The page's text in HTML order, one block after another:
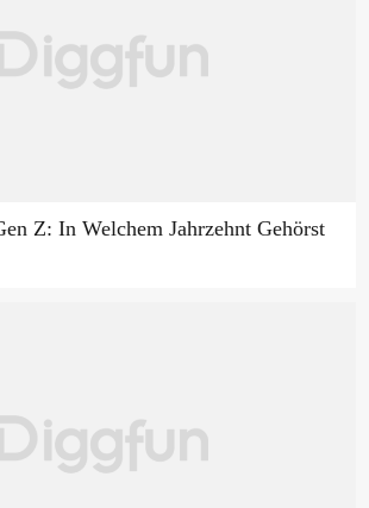
Z: In Welchem Jahrzehnt Gehörst